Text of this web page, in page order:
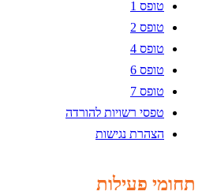
טופס 1
טופס 2
טופס 4
טופס 6
טופס 7
טפסי רשויות להורדה
הצהרת נגישות
תחומי פעילות